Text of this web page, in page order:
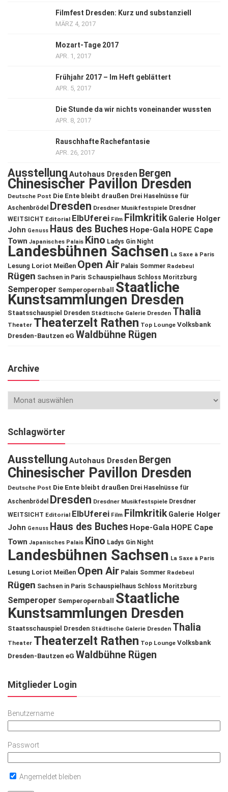
Filmfest Dresden: Kurz und substanziell
MÄRZ 4, 2017
Mozart-Tage 2017
APR. 1, 2017
Frühjahr 2017 – Im Heft geblättert
APR. 5, 2017
Die Stunde da wir nichts voneinander wussten
APR. 8, 2017
Rauschhafte Rachefantasie
APR. 26, 2017
Ausstellung Autohaus Dresden Bergen
Chinesischer Pavillon Dresden
Deutsche Post Die Ente bleibt draußen Drei Haselnüsse für
Aschenbrödel
Dresden Dresdner Musikfestspiele Dresdner
WEITSICHT Editorial ElbUferei Film Filmkritik Galerie Holger
John Genuss Haus des Buches Hope-Gala HOPE Cape
Town Japanisches Palais Kino Ladys Gin Night
Landesbühnen Sachsen La Saxe à Paris
Lesung Loriot Meißen Open Air Palais Sommer Radebeul
Rügen Sachsen in Paris Schauspielhaus Schloss Moritzburg
Semperoper Semperopernball Staatliche
Kunstsammlungen Dresden
Staatsschauspiel Dresden Städtische Galerie Dresden Thalia
Theater Theaterzelt Rathen Top Lounge Volksbank
Dresden-Bautzen eG Waldbühne Rügen
Archive
Schlagwörter
Ausstellung Autohaus Dresden Bergen
Chinesischer Pavillon Dresden
Deutsche Post Die Ente bleibt draußen Drei Haselnüsse für
Aschenbrödel
Dresden Dresdner Musikfestspiele Dresdner
WEITSICHT Editorial ElbUferei Film Filmkritik Galerie Holger
John Genuss Haus des Buches Hope-Gala HOPE Cape
Town Japanisches Palais Kino Ladys Gin Night
Landesbühnen Sachsen La Saxe à Paris
Lesung Loriot Meißen Open Air Palais Sommer Radebeul
Rügen Sachsen in Paris Schauspielhaus Schloss Moritzburg
Semperoper Semperopernball
Staatliche
Kunstsammlungen Dresden
Staatsschauspiel Dresden Städtische Galerie Dresden Thalia
Theater Theaterzelt Rathen Top Lounge Volksbank
Dresden-Bautzen eG Waldbühne Rügen
Mitglieder Login
Benutzername
Passwort
Angemeldet bleiben